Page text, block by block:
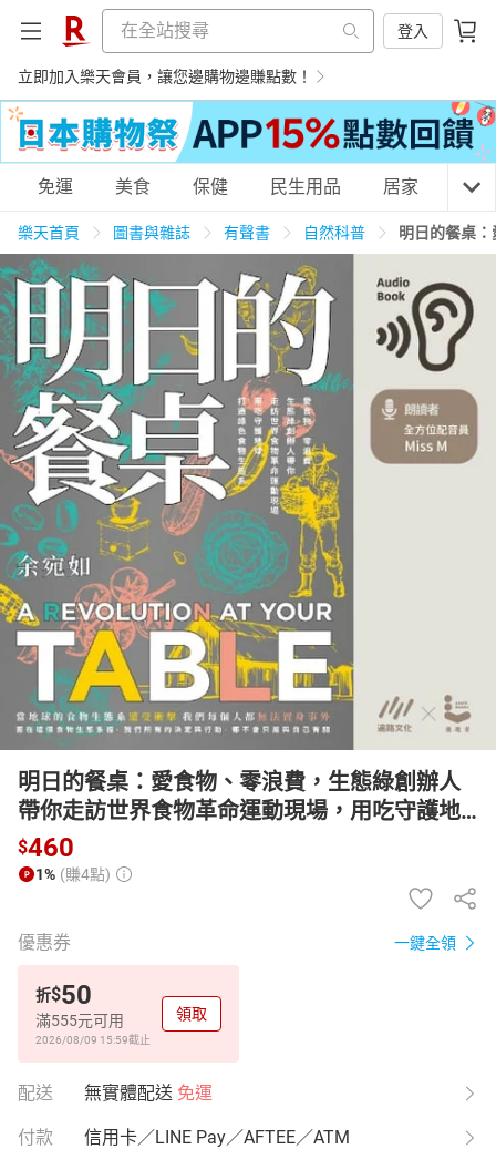
登入
立即加入樂天會員，讓您邊購物邊賺點數！
購物網分類
天天免運 美食蛋糕 養生保健 民生用品
居家生活 3C家電 運動休閒 親子玩具
女裝 男裝 化妝保養
日本購物 電子/紙本書
免運 美食 保健 民生用品 居家 3C
樂天首頁 圖書與雜誌 有聲書 自然科普 明日的餐桌
明日的餐桌：愛食物、零浪費，生態綠創辦人
帶你走訪世界食物革命運動現場，用吃守護地
球，打造綠色食物生態系【有聲書】
$460
1% (賺4點)
優惠券 一鍵全領
折$50
滿555元可用
2026/08/09 15:59截止
領取
配送 無實體配送 免運
付款 信用卡／LINE Pay／AFTEE／ATM